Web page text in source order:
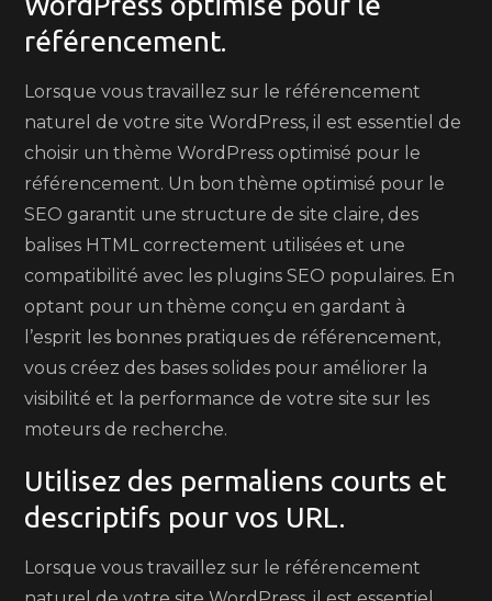
référencement.
Lorsque vous travaillez sur le référencement
naturel de votre site WordPress, il est essentiel de
choisir un thème WordPress optimisé pour le
référencement. Un bon thème optimisé pour le
SEO garantit une structure de site claire, des
balises HTML correctement utilisées et une
compatibilité avec les plugins SEO populaires. En
optant pour un thème conçu en gardant à
l’esprit les bonnes pratiques de référencement,
vous créez des bases solides pour améliorer la
visibilité et la performance de votre site sur les
moteurs de recherche.
Utilisez des permaliens courts et
descriptifs pour vos URL.
Lorsque vous travaillez sur le référencement